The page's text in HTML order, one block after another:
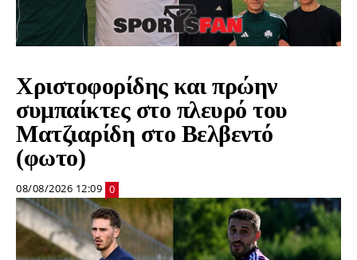
Χριστοφορίδης και πρώην
συμπαίκτες στο πλευρό του
Ματζιαρίδη στο Βελβεντό
(φωτο)
08/08/2026 12:09 0